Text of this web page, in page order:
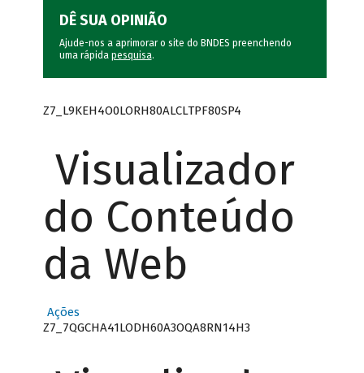
DÊ SUA OPINIÃO
Ajude-nos a aprimorar o site do BNDES preenchendo
uma rápida pesquisa.
Z7_L9KEH4O0LORH80ALCLTPF80SP4
Visualizador
do Conteúdo
da Web
Ações
Z7_7QGCHA41LODH60A3OQA8RN14H3